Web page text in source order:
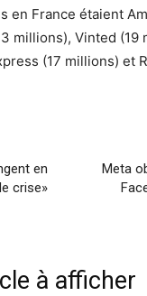
en France étaient
millions), Vinted (19
(17 millions) et
en
crise»
Meta
à afficher